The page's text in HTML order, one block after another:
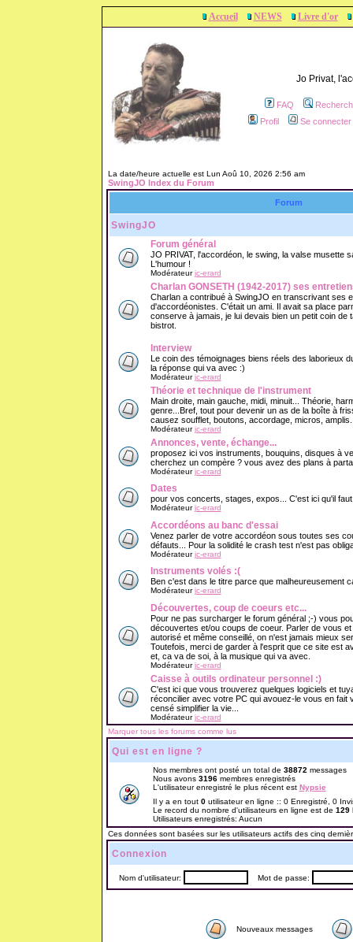
Accueil NEWS Livre d'or
Jo Privat,
FAQ
Profil
Se
La date/heure actuelle est Lun Aoû 10, 2026 2:56 am
SwingJO Index du Forum
Forum
SwingJO
Forum général
JO PRIVAT, l'accordéon, le swing, la valse musette
L'humour !
Modérateurjc-erard
Charlan GONSETH (1942-2017) ses
Charlan a contribué à SwingJO en transcrivant ses
d'accordéonistes. C'était un ami. Il avait sa place
conserve à jamais, je lui devais bien un petit coin de
bistrot.
Interview
Le coin des témoignages biens réels des laborieux
la réponse qui va avec :)
Modérateurjc-erard
Théorie et technique de l'instrument
Main droite, main gauche, midi, minuit... Théorie,
genre...Bref, tout pour devenir un as de la boîte à
causez soufflet, boutons, accordage, micros,
Modérateurjc-erard
Annonces, vente, échange...
proposez ici vos instruments, bouquins, disques à
cherchez un compère ? vous avez des plans à
Modérateurjc-erard
Dates
pour vos concerts, stages, expos... C'est ici qu'il
Modérateurjc-erard
Accordéons au banc d'essai
Venez parler de votre accordéon sous toutes ses
défauts... Pour la solidité le crash test n'est pas
Modérateurjc-erard
Instruments volés :(
Ben c'est dans le titre parce que malheureusement
Modérateurjc-erard
Découvertes, coup de coeurs etc...
Pour ne pas surcharger le forum général ;-) vous
découvertes et/ou coups de coeur. Parler de vous
autorisé et même conseillé, on n'est jamais mieux
Toutefois, merci de garder à l'esprit que ce site est
et, ca va de soi, à la musique qui va avec.
Modérateurjc-erard
Caisse à outils ordinateur personnel :)
C'est ici que vous trouverez quelques logiciels et
réconcilier avec votre PC qui avouez-le vous en fait
censé simplifier la vie...
Modérateurjc-erard
Marquer tous les forums comme lus
Qui est en ligne ?
Nos membres ont posté un total de 38872 messages
Nous avons 3196membres enregistrés
L'utilisateur enregistré le plus récent est Nypsie
Il y a en tout 0utilisateur en ligne :: 0 Enregistré, 0
Le record du nombre d'utilisateurs en ligne est de 129
Utilisateurs enregistrés: Aucun
Ces données sont basées sur les utilisateurs actifs des cinq
Connexion
Nom d'utilisateur: Mot de passe:
Nouveaux messages